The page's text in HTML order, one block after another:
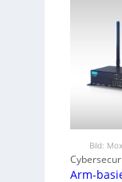
Bild:
Arm-